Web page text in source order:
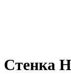
Стенка